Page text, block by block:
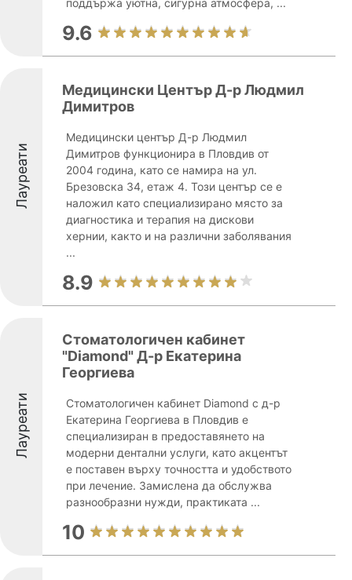
поддържа уютна, сигурна атмосфера, ...
9.6
Лауреати
Медицински Център Д-р Людмил
Димитров
Медицински център Д-р Людмил
Димитров функционира в Пловдив от
2004 година, като се намира на ул.
Брезовска 34, етаж 4. Този център се е
наложил като специализирано място за
диагностика и терапия на дискови
хернии, както и на различни заболявания
...
8.9
Лауреати
Стоматологичен кабинет
"Diamond" Д-р Екатерина
Георгиева
Стоматологичен кабинет Diamond с д-р
Екатерина Георгиева в Пловдив е
специализиран в предоставянето на
модерни дентални услуги, като акцентът
е поставен върху точността и удобството
при лечение. Замислена да обслужва
разнообразни нужди, практиката ...
10